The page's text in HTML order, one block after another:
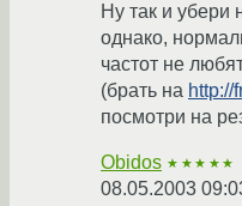
Ну так и убери
однако,
частот не
(брать на http://
посмотри на
Obidos ★★★★★
08.05.2003